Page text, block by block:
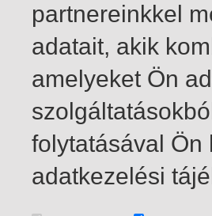
1-3 / total 3 hit
partnereinkkel
adatait, akik
amelyeket Ön
folytatásával Ön
adatkezelési